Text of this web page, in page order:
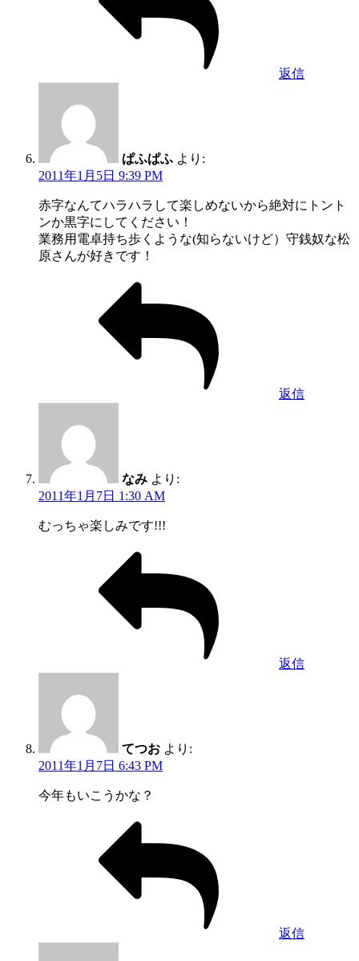
返信
ぱふぱふ より:
2011年1月5日 9:39 PM
赤字なんてハラハラして楽しめないから絶対にトント
ンか黒字にしてください！
業務用電卓持ち歩くような(知らないけど）守銭奴な松
原さんが好きです！
返信
なみ より:
2011年1月7日 1:30 AM
むっちゃ楽しみです!!!
返信
てつお より:
2011年1月7日 6:43 PM
今年もいこうかな？
返信